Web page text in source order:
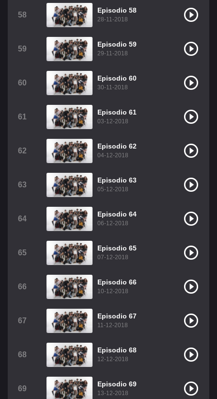
58
Episodio 58
28-11-2018
59
Episodio 59
29-11-2018
60
Episodio 60
30-11-2018
61
Episodio 61
03-12-2018
62
Episodio 62
04-12-2018
63
Episodio 63
05-12-2018
64
Episodio 64
06-12-2018
65
Episodio 65
07-12-2018
66
Episodio 66
10-12-2018
67
Episodio 67
11-12-2018
68
Episodio 68
12-12-2018
69
Episodio 69
13-12-2018